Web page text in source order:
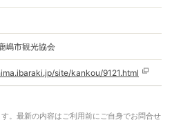
市観光協会
site/kankou/9121.html
。最新の内容はご利用前にご自身でお問合せ